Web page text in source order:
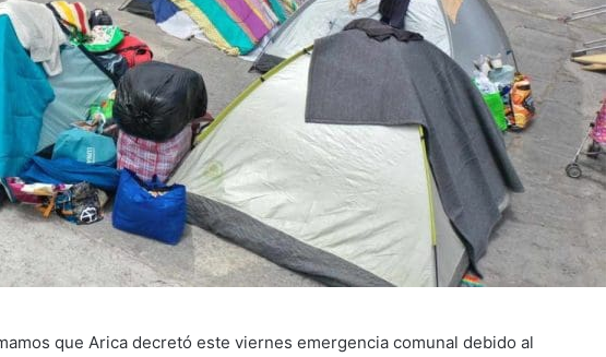
que Arica decretó este viernes emergencia comunal debido al